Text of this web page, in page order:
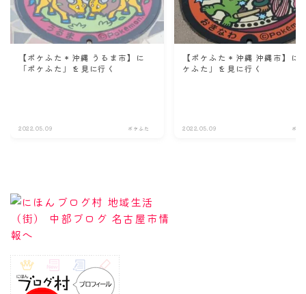
【ポケふた＊沖縄 うるま市】に
「ポケふた」を見に行く
2022.05.09 ポケふた
【ポケふた＊沖縄 沖縄市】に
ケふた」を見に行く
2022.05.09 ポケ